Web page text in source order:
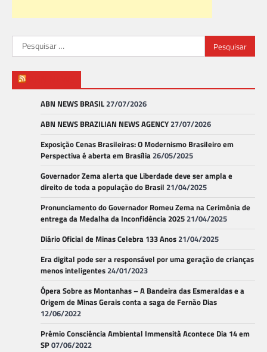
Pesquisar
por:
ABN NEWS BRASIL27/07/2026
ABN NEWS BRAZILIAN NEWS AGENCY27/07/2026
Exposição Cenas Brasileiras: O Modernismo Brasileiro em
Perspectiva é aberta em Brasília26/05/2025
Governador Zema alerta que Liberdade deve ser ampla e
direito de toda a população do Brasil 21/04/2025
Pronunciamento do Governador Romeu Zema na Cerimônia de
entrega da Medalha da Inconfidência 202521/04/2025
Diário Oficial de Minas Celebra 133 Anos21/04/2025
Era digital pode ser a responsável por uma geração de crianças
menos inteligentes24/01/2023
Ópera Sobre as Montanhas – A Bandeira das Esmeraldas e a
Origem de Minas Gerais conta a saga de Fernão Dias
12/06/2022
Prêmio Consciência Ambiental Immensità Acontece Dia 14 em
SP07/06/2022